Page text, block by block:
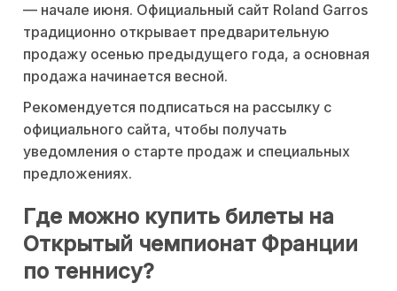
— начале июня. Официальный сайт Roland Garros
традиционно открывает предварительную
продажу осенью предыдущего года, а основная
продажа начинается весной.
Рекомендуется подписаться на рассылку с
официального сайта, чтобы получать
уведомления о старте продаж и специальных
предложениях.
Где можно купить билеты на
Открытый чемпионат Франции
по теннису?